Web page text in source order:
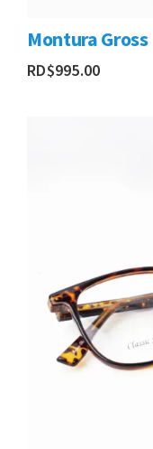
Montura Gross
RD$995.00